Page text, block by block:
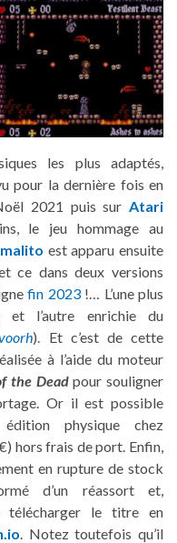
les plus adaptés,
pour la dernière fois en
2021 puis sur Atari
le jeu hommage au
est apparu ensuite
ce dans deux versions
fin 2023!… L’une plus
et l’autre enrichie du
). Et c’est de cette
à l’aide du moteur
the Deadpour souligner
Or il est possible
physique chez
hors frais de port. Enfin,
en rupture de stock
d’un réassort et,
télécharger le titre en
. Notez toutefois qu’il